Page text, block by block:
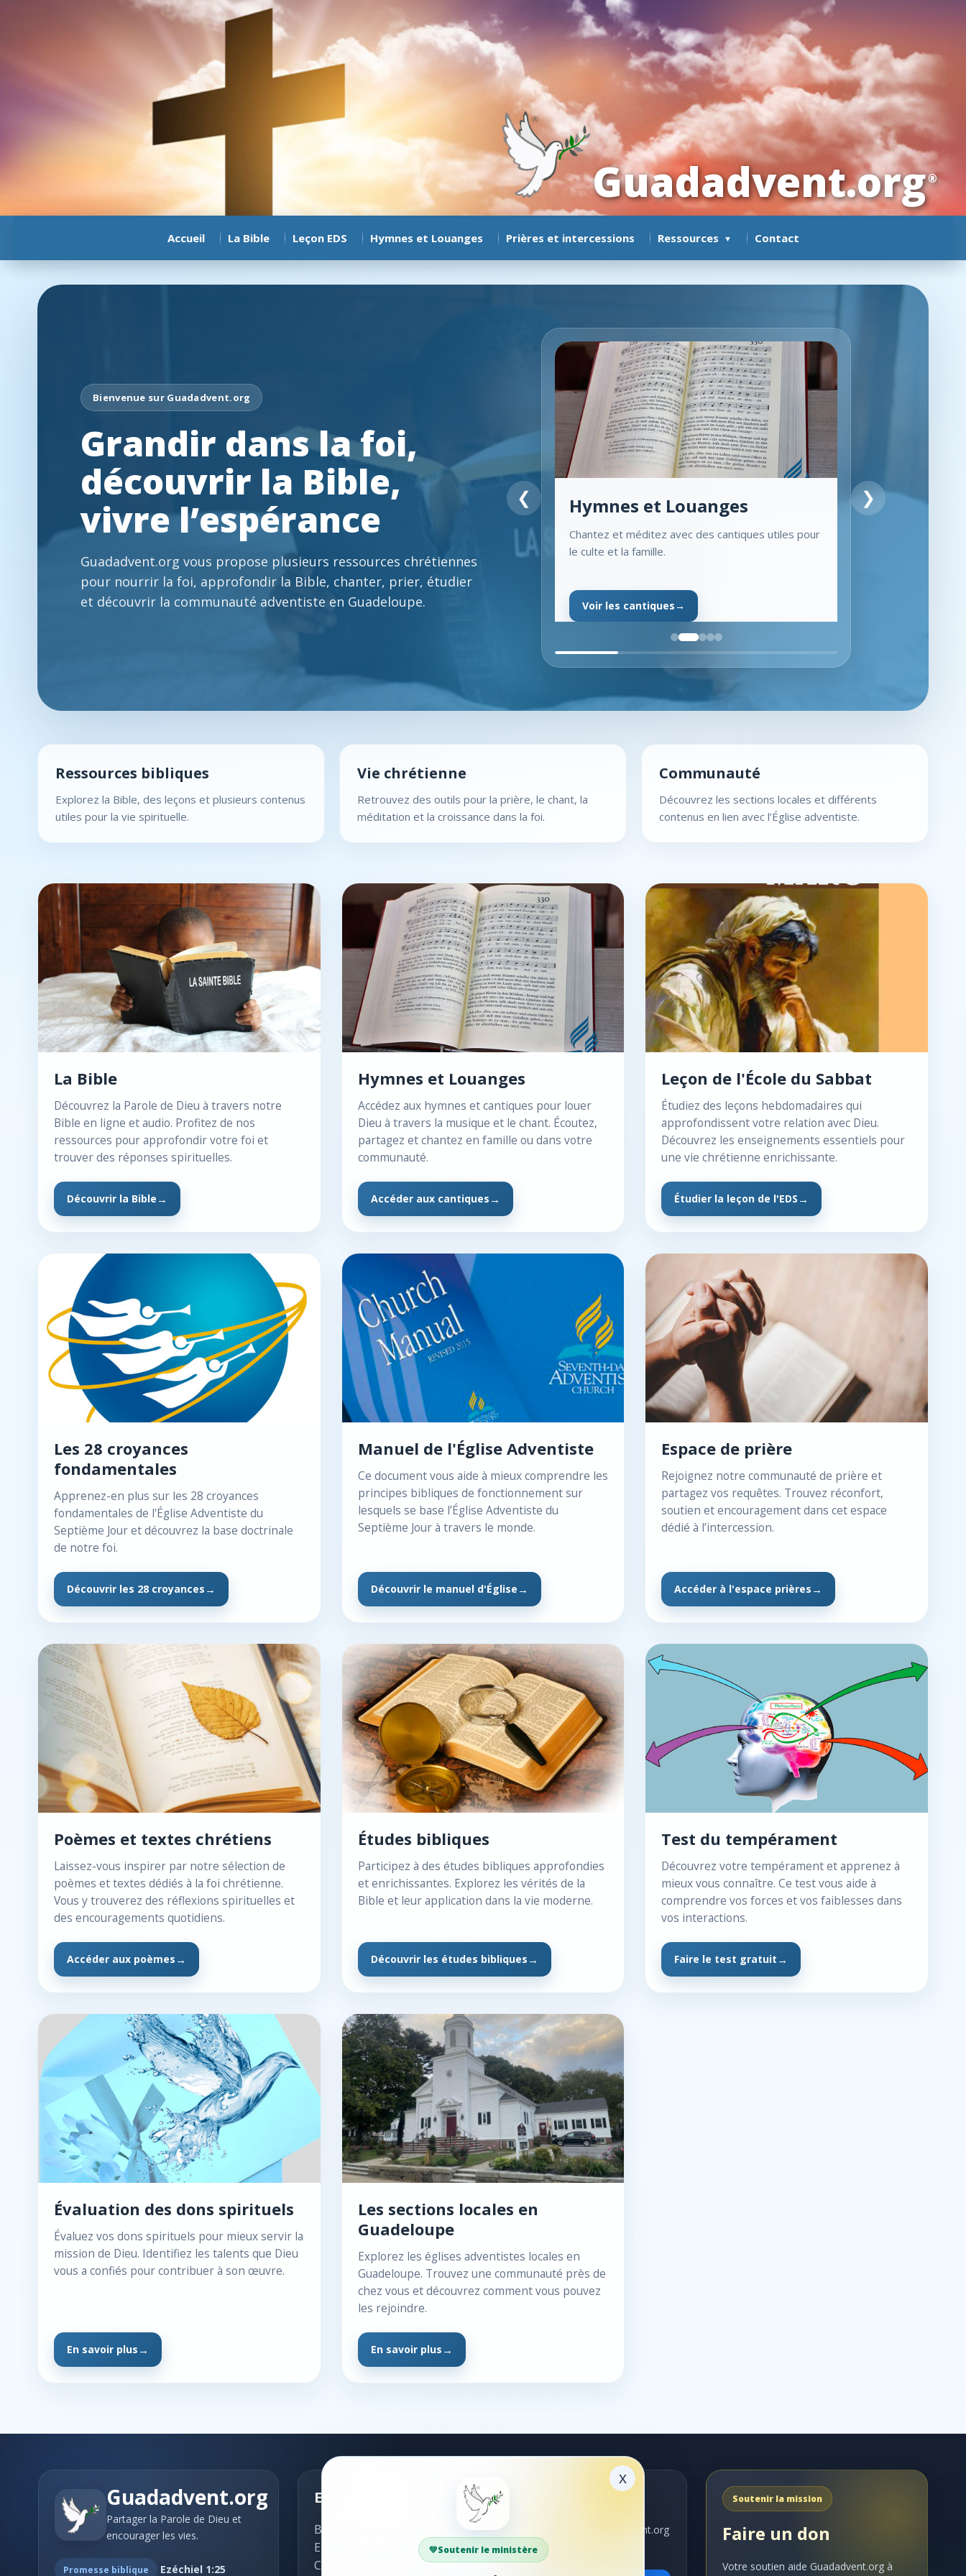
Guadadvent.org®
Accueil La Bible Leçon EDS Hymnes et Louanges Prières et intercessions Ressources ▼ Contact
Bienvenue sur Guadadvent.org
Grandir dans la foi,
découvrir la Bible,
vivre l’espérance
Guadadvent.org vous propose plusieurs ressources chrétiennes
pour nourrir la foi, approfondir la Bible, chanter, prier, étudier
et découvrir la communauté adventiste en Guadeloupe.
❮ Hymnes et Louanges
Chantez et méditez avec des cantiques utiles pour
le culte et la famille.
Voir les cantiques
❯
Ressources bibliques
Explorez la Bible, des leçons et plusieurs contenus
utiles pour la vie spirituelle.
Vie chrétienne
Retrouvez des outils pour la prière, le chant, la
méditation et la croissance dans la foi.
Communauté
Découvrez les sections locales et différents
contenus en lien avec l’Église adventiste.
La Bible
Découvrez la Parole de Dieu à travers notre
Bible en ligne et audio. Profitez de nos
ressources pour approfondir votre foi et
trouver des réponses spirituelles.
Découvrir la Bible
Hymnes et Louanges
Accédez aux hymnes et cantiques pour louer
Dieu à travers la musique et le chant. Écoutez,
partagez et chantez en famille ou dans votre
communauté.
Accéder aux cantiques
Leçon de l'École du Sabbat
Étudiez des leçons hebdomadaires qui
approfondissent votre relation avec Dieu.
Découvrez les enseignements essentiels pour
une vie chrétienne enrichissante.
Étudier la leçon de l'EDS
Les 28 croyances
fondamentales
Apprenez-en plus sur les 28 croyances
fondamentales de l'Église Adventiste du
Septième Jour et découvrez la base doctrinale
de notre foi.
Découvrir les 28 croyances
Manuel de l'Église Adventiste
Ce document vous aide à mieux comprendre les
principes bibliques de fonctionnement sur
lesquels se base l’Église Adventiste du
Septième Jour à travers le monde.
Découvrir le manuel d'Église
Espace de prière
Rejoignez notre communauté de prière et
partagez vos requêtes. Trouvez réconfort,
soutien et encouragement dans cet espace
dédié à l’intercession.
Accéder à l'espace prières
Poèmes et textes chrétiens
Laissez-vous inspirer par notre sélection de
poèmes et textes dédiés à la foi chrétienne.
Vous y trouverez des réflexions spirituelles et
des encouragements quotidiens.
Accéder aux poèmes
Études bibliques
Participez à des études bibliques approfondies
et enrichissantes. Explorez les vérités de la
Bible et leur application dans la vie moderne.
Découvrir les études bibliques
Test du tempérament
Découvrez votre tempérament et apprenez à
mieux vous connaître. Ce test vous aide à
comprendre vos forces et vos faiblesses dans
vos interactions.
Faire le test gratuit
Évaluation des dons spirituels
Évaluez vos dons spirituels pour mieux servir la
mission de Dieu. Identifiez les talents que Dieu
vous a confiés pour contribuer à son œuvre.
En savoir plus
Les sections locales en
Guadeloupe
Explorez les églises adventistes locales en
Guadeloupe. Trouvez une communauté près de
chez vous et découvrez comment vous pouvez
les rejoindre.
En savoir plus
Guadadvent.org
Partager la Parole de Dieu et
encourager les vies.
Promesse biblique Ezéchiel 1:25
Explorer
Bible
EDS
Cantiques
Faites découvrir Guadadvent.org
à vos proches.
Soutenir la mission
Faire un don
Votre soutien aide Guadadvent.org à
x
Soutenir le ministère